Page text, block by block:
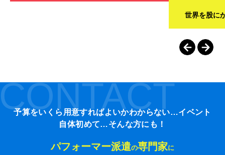
世界を股に
予算をいくら用意すればよいかわからない…イベント
自体初めて…そんな方にも！
パフォーマー派遣の専門家に